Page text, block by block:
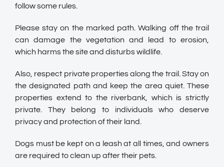
follow some rules.
Please stay on the marked path. Walking off the trail
can damage the vegetation and lead to erosion,
which harms the site and disturbs wildlife.
Also, respect private properties along the trail. Stay on
the designated path and keep the area quiet. These
properties extend to the riverbank, which is strictly
private. They belong to individuals who deserve
privacy and protection of their land.
Dogs must be kept on a leash at all times, and owners
are required to clean up after their pets.